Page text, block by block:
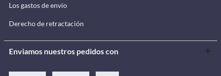
Los gastos de envío
Derecho de retractación
Enviamos nuestros pedidos con